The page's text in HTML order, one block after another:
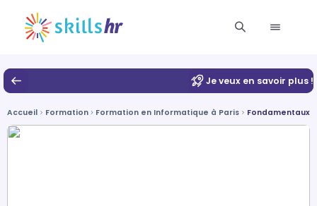
Je veux en savoir plus !
Accueil Formation Formation en Informatique à Paris Fondamentaux